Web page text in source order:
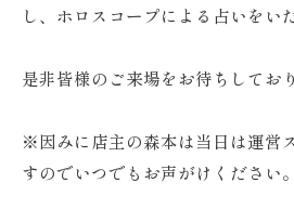
し、ホロスコープによる占いをい
是非皆様のご来場をお待ちしてお
※因みに店主の森本は当日は運営
すのでいつでもお声がけください。